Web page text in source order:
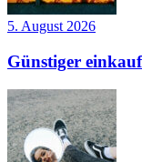
5. August 2026
Günstiger